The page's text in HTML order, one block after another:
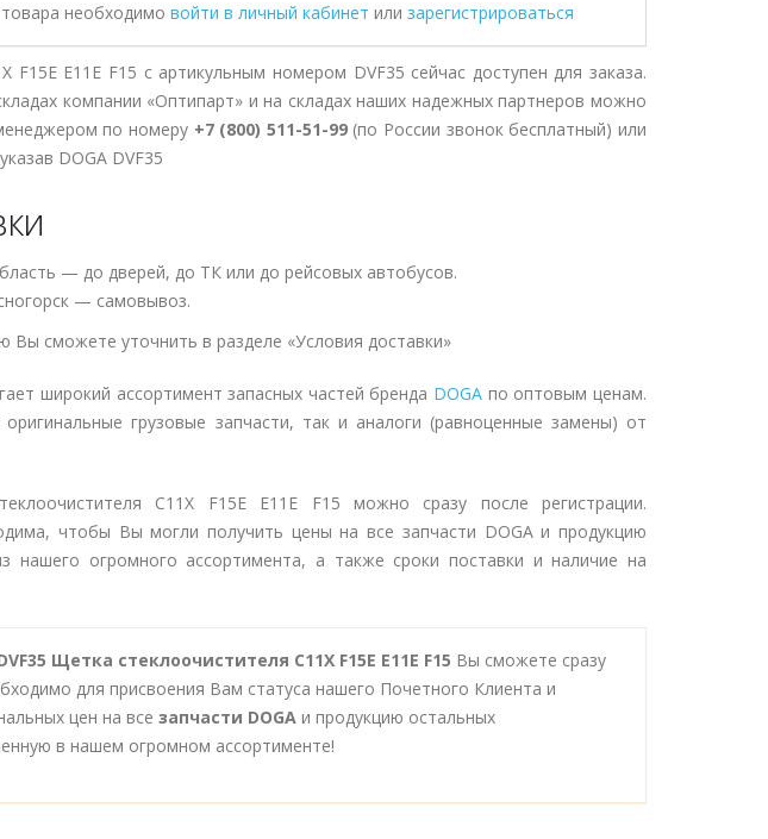
необходимо войти в личный кабинет или зарегистрироваться
F15E E11E F15 с артикульным номером DVF35 сейчас доступен для заказа.
компании «Оптипарт» и на складах наших надежных партнеров можно
по номеру +7 (800) 511-51-99(по России звонок бесплатный) или
DOGA DVF35
— до дверей, до ТК или до рейсовых автобусов.
— самовывоз.
сможете уточнить в разделе «Условия доставки»
широкий ассортимент запасных частей бренда DOGA по оптовым ценам.
грузовые запчасти, так и аналоги (равноценные замены) от
C11X F15E E11E F15 можно сразу после регистрации.
чтобы Вы могли получить цены на все запчасти DOGA и продукцию
нашего огромного ассортимента, а также сроки поставки и наличие на
Щетка стеклоочистителя C11X F15E E11E F15 Вы сможете сразу
для присвоения Вам статуса нашего Почетного Клиента и
цен на все запчасти DOGA и продукцию остальных
в нашем огромном ассортименте!